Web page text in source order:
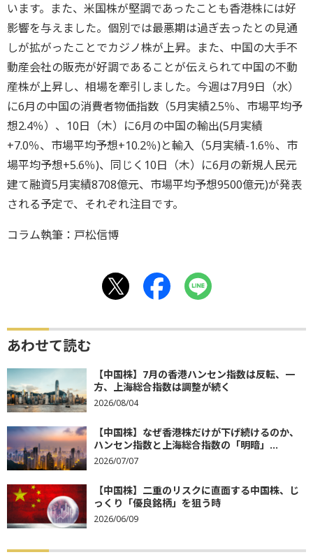
います。また、米国株が堅調であったことも香港株には好
影響を与えました。個別では最悪期は過ぎ去ったとの見通
しが拡がったことでカジノ株が上昇。また、中国の大手不
動産会社の販売が好調であることが伝えられて中国の不動
産株が上昇し、相場を牽引しました。今週は7月9日（水）
に6月の中国の消費者物価指数（5月実績2.5％、市場平均予
想2.4％）、10日（木）に6月の中国の輸出(5月実績
+7.0％、市場平均予想+10.2％)と輸入（5月実績-1.6％、市
場平均予想+5.6％)、同じく10日（木）に6月の新規人民元
建て融資5月実績8708億元、市場平均予想9500億元)が発表
される予定で、それぞれ注目です。
コラム執筆：戸松信博
あわせて読む
【中国株】7月の香港ハンセン指数は反転、一
方、上海総合指数は調整が続く
2026/08/04
【中国株】なぜ香港株だけが下げ続けるのか、
ハンセン指数と上海総合指数の「明暗」...
2026/07/07
【中国株】二重のリスクに直面する中国株、じ
っくり「優良銘柄」を狙う時
2026/06/09